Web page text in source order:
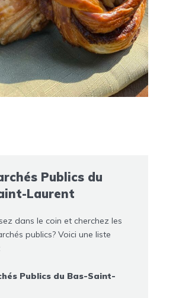
Publics du
Laurent
dans le coin et cherchez les
publics? Voici une liste
Publics du Bas-Saint-